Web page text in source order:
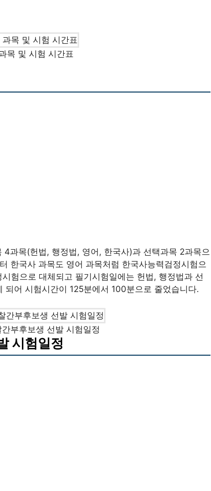
목 및 시험 시간표
과목(헌법, 행정법, 영어, 한국사)과 선택과목 2과목으
한국사 과목도 영어 과목처럼 한국사능력검정시험으
험으로 대체되고 필기시험일에는 헌법, 행정법과 선
어 시험시간이 125분에서 100분으로 줄었습니다.
부후보생 선발 시험일정
시험일정